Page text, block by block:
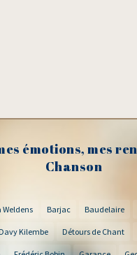
émotions, mes
Chanson
Weldens Barjac Baudelaire
Kilembe Détours de Chant